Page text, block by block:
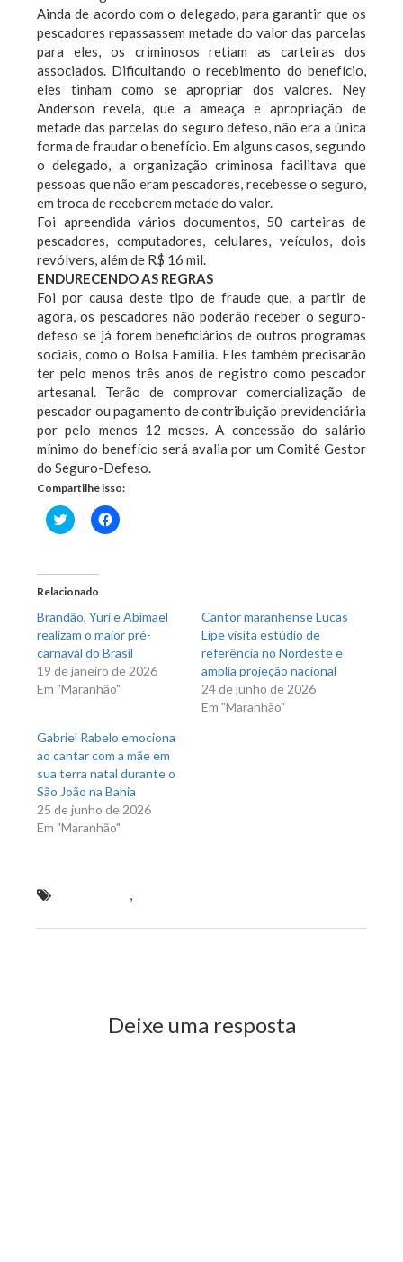
Ainda de acordo com o delegado, para garantir que os
pescadores repassassem metade do valor das parcelas
para eles, os criminosos retiam as carteiras dos
associados. Dificultando o recebimento do benefício,
eles tinham como se apropriar dos valores. Ney
Anderson revela, que a ameaça e apropriação de
metade das parcelas do seguro defeso, não era a única
forma de fraudar o benefício. Em alguns casos, segundo
o delegado, a organização criminosa facilitava que
pessoas que não eram pescadores, recebesse o seguro,
em troca de receberem metade do valor.
Foi apreendida vários documentos, 50 carteiras de
pescadores, computadores, celulares, veículos, dois
revólvers, além de R$ 16 mil.
ENDURECENDO AS REGRAS
Foi por causa deste tipo de fraude que, a partir de
agora, os pescadores não poderão receber o seguro-
defeso se já forem beneficiários de outros programas
sociais, como o Bolsa Família. Eles também precisarão
ter pelo menos três anos de registro como pescador
artesanal. Terão de comprovar comercialização de
pescador ou pagamento de contribuição previdenciária
por pelo menos 12 meses. A concessão do salário
mínimo do benefício será avalia por um Comitê Gestor
do Seguro-Defeso.
Compartilhe isso:
Clique
para
em
nova
janela)
Clique
para
Relacionado
Brandão, Yuri e Abimael
realizam o maior pré-
carnaval do Brasil
19 de janeiro de 2026
Em "Maranhão"
Cantor maranhense Lucas
Lipe visita estúdio de
referência no Nordeste e
amplia projeção nacional
24 de junho de 2026
Em "Maranhão"
Gabriel Rabelo emociona
ao cantar com a mãe em
sua terra natal durante o
São João na Bahia
25 de junho de 2026
Em "Maranhão"
,
Deixe uma resposta